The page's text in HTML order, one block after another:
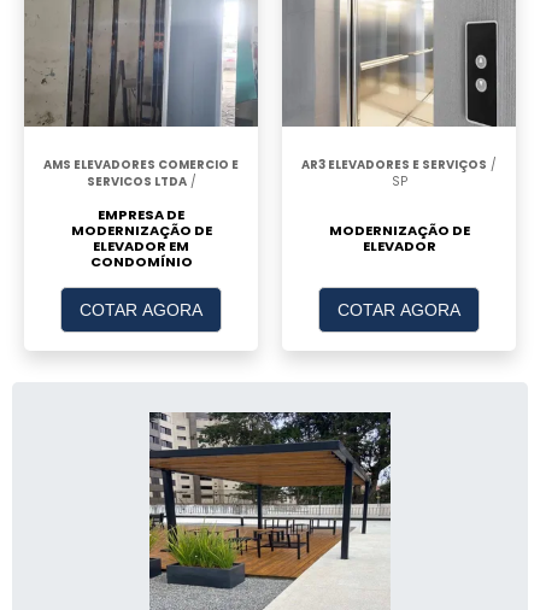
AMS ELEVADORES COMERCIO E
SERVICOS LTDA/
EMPRESA DE
MODERNIZAÇÃO DE
ELEVADOR EM
CONDOMÍNIO
COTAR AGORA
AR3 ELEVADORES E SERVIÇOS /
SP
MODERNIZAÇÃO DE
ELEVADOR
COTAR AGORA